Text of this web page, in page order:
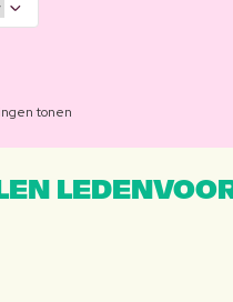
tonen